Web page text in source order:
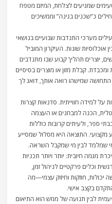
שמגיעים לצלחת, המיזם מטפח
כ”שכנים בגינה” וממשיכים
מערכי התנדבות שבועיים בנושאי
אוכלוסיות שונות. העיקרון המוביל
יוצרים תהליך קבוע שבו מתנדבים
ומכבדת. קבלת מזון או מוצרים בסיסיים
שמישהו רואה אותך, דואג לך
על למידה חווייתית. סדנאות קצרות
הכנה למבחנים או העצמה
ספר, ולעיתים קרובות כוללות
מקצועי. התוצאה היא מסלול שמסייע
שמלמד לבין מי שמקבל השראה.
מגמה חיובית: יותר ויותר תכניות
וכלים פרקטיים לניהול זמן,
יכולות, חוזקות וחיזוק עצמי—מה
בקצב אישי.
לבין תנועה של ממש הוא התיאום